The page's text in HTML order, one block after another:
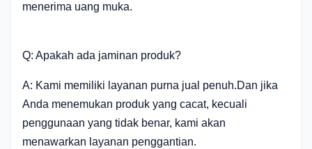
menerima uang muka.
Q: Apakah ada jaminan produk?
A: Kami memiliki layanan purna jual penuh.Dan jika
Anda menemukan produk yang cacat, kecuali
penggunaan yang tidak benar, kami akan
menawarkan layanan penggantian.